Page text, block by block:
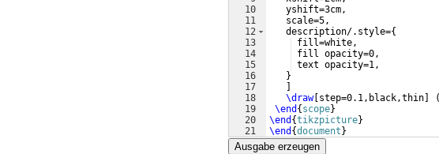
10
11
12
13
14
15
16
17
18
19
20
21
   yshift=3cm,
   scale=5,
   description/.style=
{
fill=white,
fill opacity=0,
text opacity=1,
}
\draw[ step=0.1,black,thin (
\end { scope}
\end {tikzpicture}
\end {document }
Ausgabe erzeugen